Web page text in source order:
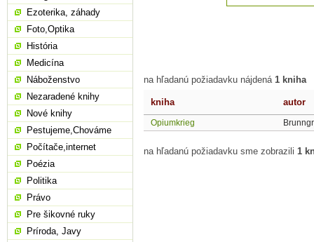
na hľadanú požiadavku nájdená 1 kniha
kniha autor
Opiumkrieg
na hľadanú požiadavku sme zobrazili 1
Ezoterika, záhady
Foto,Optika
História
Medicína
Náboženstvo
Nezaradené knihy
Nové knihy
Pestujeme,Chováme
Počítače,internet
Poézia
Politika
Právo
Pre šikovné ruky
Príroda, Javy